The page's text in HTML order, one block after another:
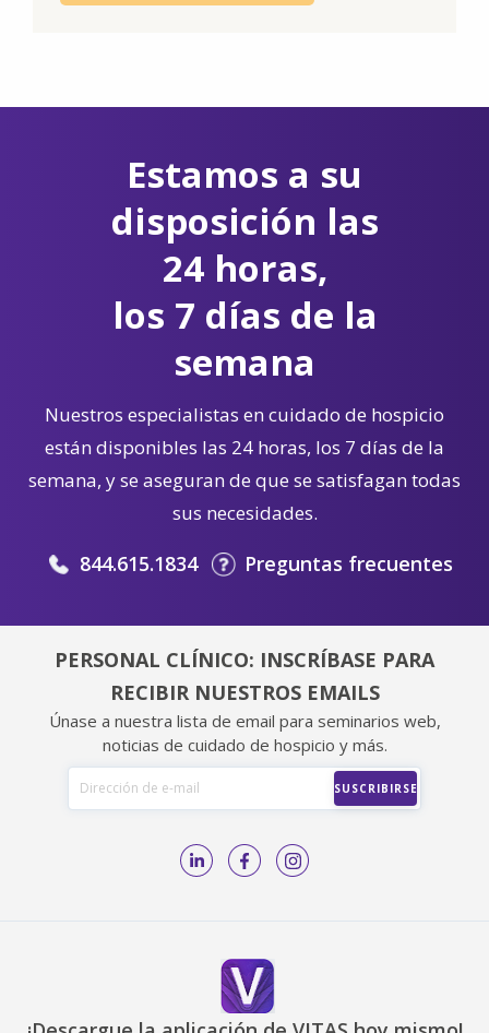
Estamos a su
disposición las
24 horas,
los 7 días de la
semana
Nuestros especialistas en cuidado de hospicio
están disponibles las 24 horas, los 7 días de la
semana, y se aseguran de que se satisfagan todas
sus necesidades.
844.615.1834 Preguntas frecuentes
PERSONAL CLÍNICO: INSCRÍBASE PARA
RECIBIR NUESTROS EMAILS
Únase a nuestra lista de email para seminarios web,
noticias de cuidado de hospicio y más.